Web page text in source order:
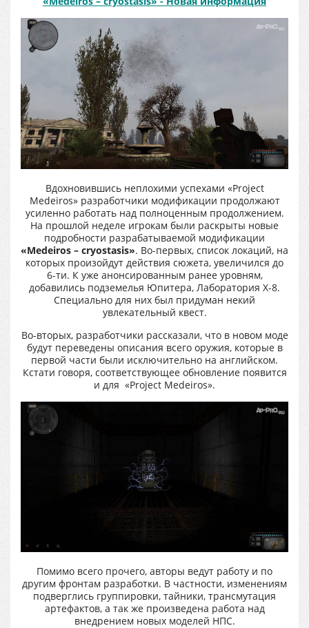
Вдохновившись неплохими успехами «Project
Medeiros» разработчики модификации продолжают
усиленно работать над полноценным продолжением.
На прошлой неделе игрокам были раскрыты новые
подробности разрабатываемой модификации
«Medeiros – cryostasis». Во-первых, список локаций, на
которых произойдут действия сюжета, увеличился до
6-ти. К уже анонсированным ранее уровням,
добавились подземелья Юпитера, Лаборатория X-8.
Специально для них был придуман некий
увлекательный квест.
Во-вторых, разработчики рассказали, что в новом моде
будут переведены описания всего оружия, которые в
первой части были исключительно на английском.
Кстати говоря, соответствующее обновление появится
и для «Project Medeiros».
Помимо всего прочего, авторы ведут работу и по
другим фронтам разработки. В частности, изменениям
подверглись группировки, тайники, трансмутация
артефактов, а так же произведена работа над
внедрением новых моделей НПС.